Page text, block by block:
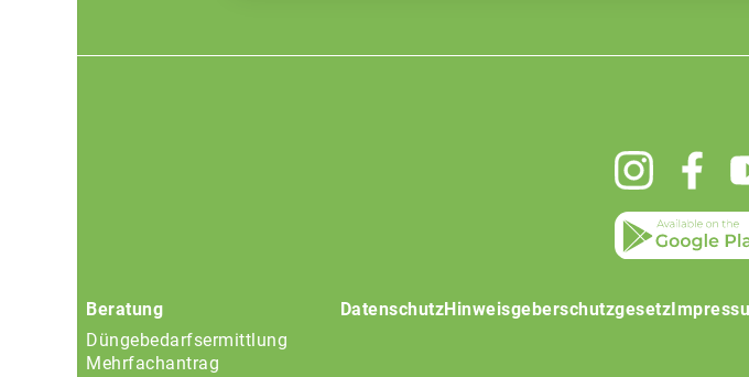
Beratung
Düngebedarfsermittlung
Mehrfachantrag
DatenschutzHinweisgeberschutzgesetz